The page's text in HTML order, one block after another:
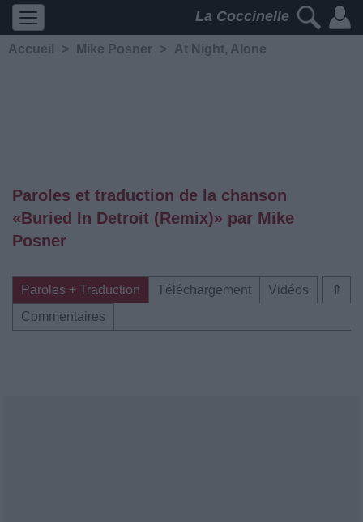
La Coccinelle
Accueil > Mike Posner > At Night, Alone
Paroles et traduction de la chanson
«Buried In Detroit (Remix)» par Mike
Posner
⇑
Paroles + Traduction Téléchargement
Vidéos
Commentaires